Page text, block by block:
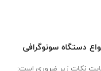
دستگاه سونوگرافی
نکات زیر ضروری است: